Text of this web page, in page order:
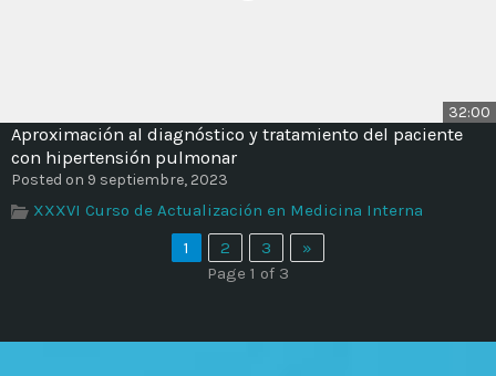
32:00
Aproximación al diagnóstico y tratamiento del paciente
con hipertensión pulmonar
Posted on 9 septiembre, 2023
XXXVI Curso de Actualización en Medicina Interna
1
2 3
»
Page 1 of 3